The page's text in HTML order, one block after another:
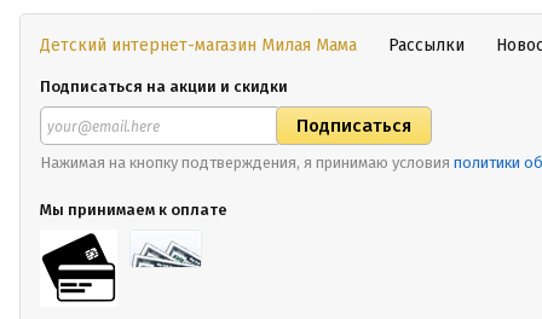
Детский интернет-магазин Милая Мама Рассылки
Подписаться на акции и скидки
Нажимая на кнопку подтверждения, я принимаю условия политики
Мы принимаем к оплате